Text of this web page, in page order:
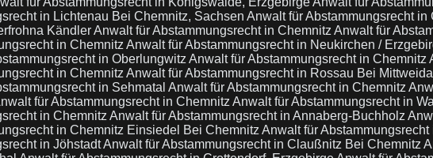
in Lichtenau Bei Chemnitz, Sachsen Anwalt für Abstammungsrecht in
KändlerAnwalt für Abstammungsrecht in Chemnitz Anwalt für
in Chemnitz Anwalt für Abstammungsrecht in Neukirchen /
in Oberlungwitz Anwalt für Abstammungsrecht in Chemnitz
in Chemnitz Anwalt für Abstammungsrecht in Rossau Bei Mittweida
in Sehmatal Anwalt für Abstammungsrecht in Chemnitz
für Abstammungsrecht in Chemnitz Anwalt für Abstammungsrecht in
in Chemnitz Anwalt für Abstammungsrecht in Annaberg-Buchholz
in Chemnitz Einsiedel Bei Chemnitz Anwalt für
in JöhstadtAnwalt für Abstammungsrecht in Claußnitz Bei Chemnitz